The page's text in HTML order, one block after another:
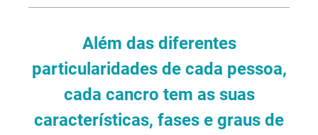
Além das diferentes
particularidades de cada pessoa,
cada cancro tem as suas
características, fases e graus de